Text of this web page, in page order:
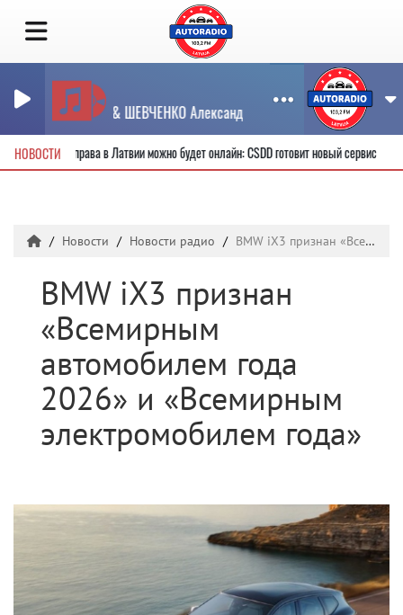
Дуэт
АЛСУ & ШЕВЧЕНКО Александр
НОВОСТИ
водительские права в Латвии можно будет онлайн: CSDD готовит новый сервис
Новости Новости радио BMW iX3 признан «Всемирным автомобилем года 2026» и «Всемирным электромобилем года»
BMW iX3 признан
«Всемирным
автомобилем года
2026» и «Всемирным
электромобилем года»